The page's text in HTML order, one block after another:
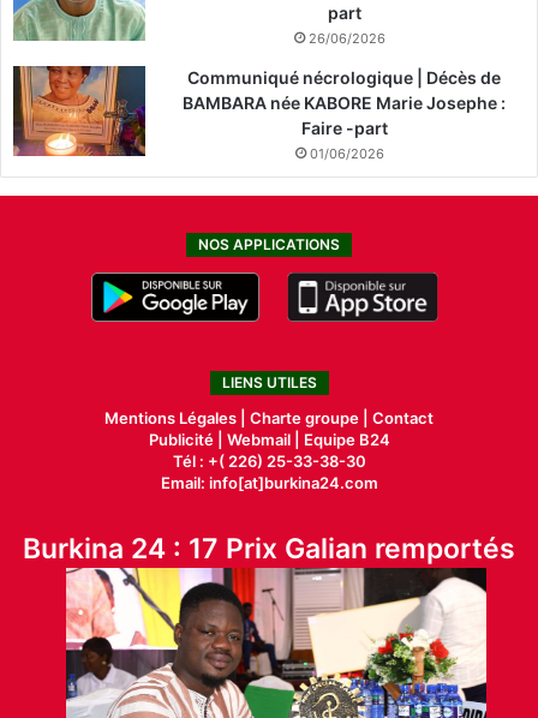
part
26/06/2026
Communiqué nécrologique | Décès de
BAMBARA née KABORE Marie Josephe :
Faire -part
01/06/2026
NOS APPLICATIONS
LIENS UTILES
Mentions Légales | Charte groupe | Contact
Publicité| Webmail |
Equipe B24
Tél : +( 226) 25-33-38-30
Email: info[at]burkina24.com
Burkina 24 : 17 Prix Galian remportés